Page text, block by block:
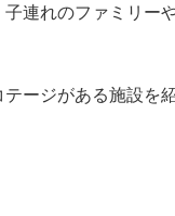
連れのファミリー
ージがある施設を